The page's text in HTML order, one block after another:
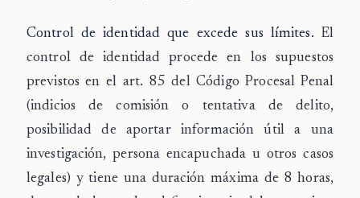
Control de identidad que excede sus límites. El
control de identidad procede en los supuestos
previstos en el art. 85 del Código Procesal Penal
(indicios de comisión o tentativa de delito,
posibilidad de aportar información útil a una
investigación, persona encapuchada u otros casos
legales) y tiene una duración máxima de 8 horas,